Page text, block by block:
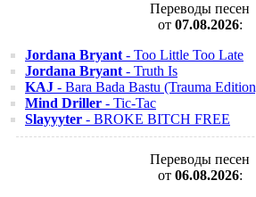
Переводы песен
от 07.08.2026:
Jordana Bryant - Too Little Too Late
Jordana Bryant - Truth Is
KAJ - Bara Bada Bastu (Trauma
Mind Driller - Tic-Tac
Slayyyter - BROKE BITCH FREE
Переводы песен
от 06.08.2026: